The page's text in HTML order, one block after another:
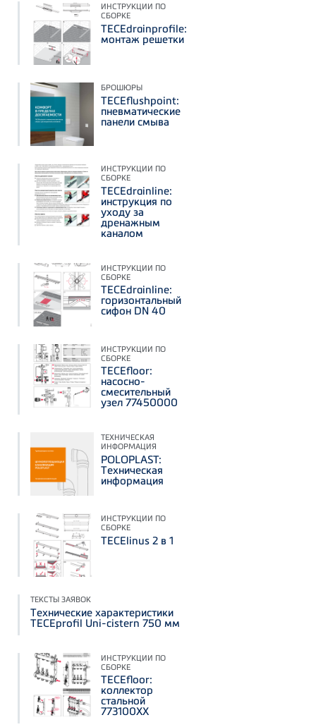
ИНСТРУКЦИИ ПО
СБОРКЕ
TECEdrainprofile:
монтаж решетки
БРОШЮРЫ
TECEflushpoint:
пневматические
панели смыва
ИНСТРУКЦИИ ПО
СБОРКЕ
TECEdrainline:
инструкция по
уходу за
дренажным
каналом
ИНСТРУКЦИИ ПО
СБОРКЕ
TECEdrainline:
горизонтальный
сифон DN 40
ИНСТРУКЦИИ ПО
СБОРКЕ
TECEfloor:
насосно-
смесительный
узел 77450000
ТЕХНИЧЕСКАЯ
ИНФОРМАЦИЯ
POLOPLAST:
Техническая
информация
ИНСТРУКЦИИ ПО
СБОРКЕ
TECElinus 2 в 1
ТЕКСТЫ ЗАЯВОК
Технические характеристики
TECEprofil Uni-cistern 750 мм
ИНСТРУКЦИИ ПО
СБОРКЕ
TECEfloor:
коллектор
стальной
773100XX